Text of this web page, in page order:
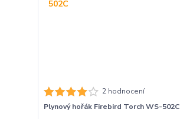
2 hodnocení
Plynový hořák Firebird Torch WS-502C